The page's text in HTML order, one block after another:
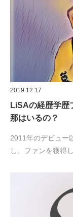
2019.12.17
LiSAの経歴学歴
那はいるの？
2011年のデビュー
し、ファンを獲得